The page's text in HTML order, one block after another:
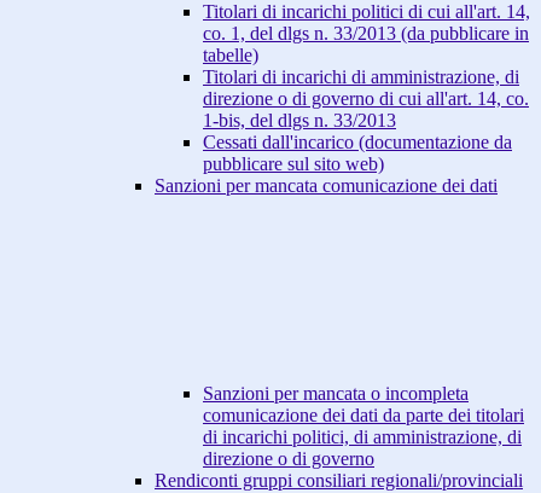
Titolari di incarichi politici di cui all'art. 14,
co. 1, del dlgs n. 33/2013 (da pubblicare in
tabelle)
Titolari di incarichi di amministrazione, di
direzione o di governo di cui all'art. 14, co.
1-bis, del dlgs n. 33/2013
Cessati dall'incarico (documentazione da
pubblicare sul sito web)
Sanzioni per mancata comunicazione dei dati
Sanzioni per mancata o incompleta
comunicazione dei dati da parte dei titolari
di incarichi politici, di amministrazione, di
direzione o di governo
Rendiconti gruppi consiliari regionali/provinciali